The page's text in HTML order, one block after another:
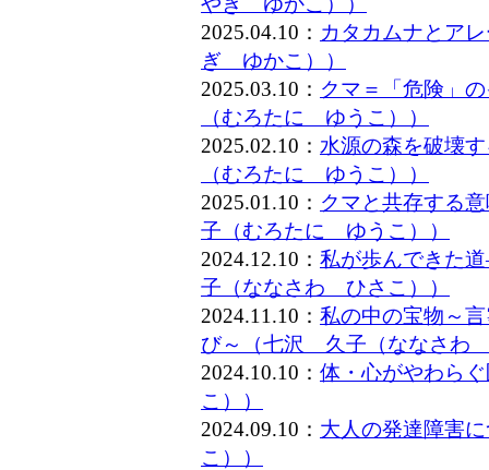
2025.04.10： カタカムナとア
ぎ ゆかこ））
2025.03.10： クマ＝「危険」
（むろたに ゆうこ））
2025.02.10： 水源の森を破壊
（むろたに ゆうこ））
2025.01.10： クマと共存する
子（むろたに ゆうこ））
2024.12.10： 私が歩んできた
子（ななさわ ひさこ））
2024.11.10： 私の中の宝物～
び～（七沢 久子（ななさわ
2024.10.10： 体・心がやわら
こ））
2024.09.10： 大人の発達障害
こ））